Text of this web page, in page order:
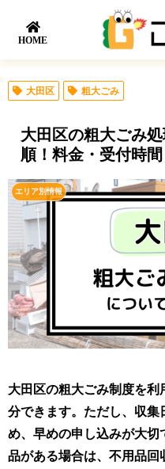
HOME
大田区 粗大ごみ
大田区の粗大ごみ
順！料金・受付時間
エリア別情報
大田区の粗大ごみ制度を
分できます。ただし、収
め、早めの申し込みが大切
品がある場合は、不用品